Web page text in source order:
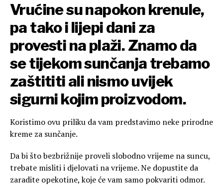
Vrućine su napokon krenule,
pa tako i lijepi dani za
provesti na plaži. Znamo da
se tijekom sunčanja trebamo
zaštititi ali nismo uvijek
sigurni kojim proizvodom.
Koristimo ovu priliku da vam predstavimo neke prirodne
kreme za sunčanje.
Da bi što bezbrižnije proveli slobodno vrijeme na suncu,
trebate misliti i djelovati na vrijeme. Ne dopustite da
zaradite opekotine, koje će vam samo pokvariti odmor.